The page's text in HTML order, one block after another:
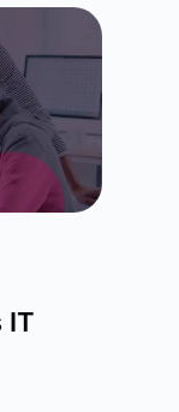
IT